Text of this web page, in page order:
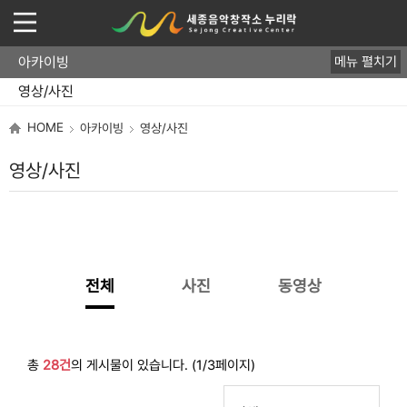
아카이빙
뮤지션
음반
영상/사진
메뉴 펼치기
HOME 아카이빙 영상/사진
영상/사진
전체 사진 동영상
총 28건의 게시물이 있습니다. (1/3페이지)